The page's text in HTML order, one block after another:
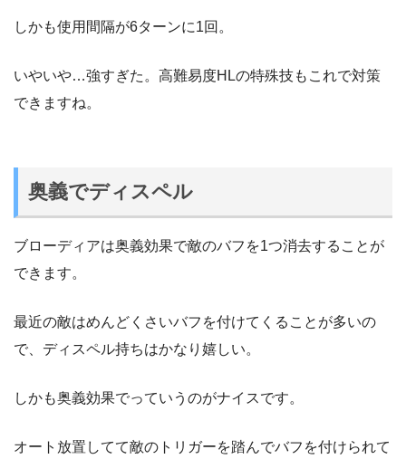
しかも使用間隔が6ターンに1回。
いやいや…強すぎた。高難易度HLの特殊技もこれで対策
できますね。
奥義でディスペル
ブローディアは奥義効果で敵のバフを1つ消去することが
できます。
最近の敵はめんどくさいバフを付けてくることが多いの
で、ディスペル持ちはかなり嬉しい。
しかも奥義効果でっていうのがナイスです。
オート放置してて敵のトリガーを踏んでバフを付けられて